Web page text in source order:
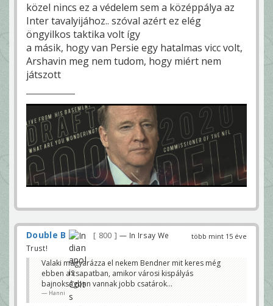
közel nincs ez a védelem sem a középpálya az
Inter tavalyijához.. szóval azért ez elég
öngyilkos taktika volt így
a másik, hogy van Persie egy hatalmas vicc volt,
Arshavin meg nem tudom, hogy miért nem
játszott
több mint 15 éve
Double B 800
— In Irsay We
Trust!
Valaki magyarázza el nekem Bendner mit keres még
ebben a csapatban, amikor városi kispályás
bajnokságban vannak jobb csatárok...
Hanni